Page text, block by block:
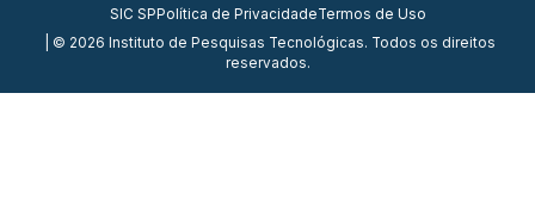
SIC SP Política de PrivacidadeTermos de Uso
| © 2026 Instituto de Pesquisas Tecnológicas. Todos os direitos
reservados.